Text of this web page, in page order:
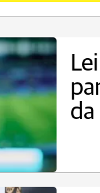
da